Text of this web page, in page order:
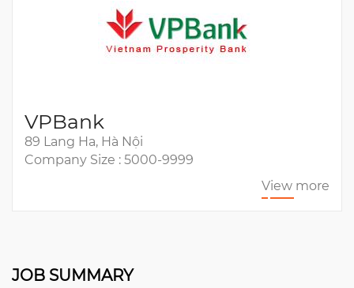
VPBank
89 Lang Ha, Hà Nội
Company Size : 5000-9999
View more
JOB SUMMARY